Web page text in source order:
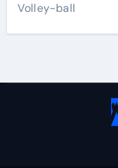
Volley-ball